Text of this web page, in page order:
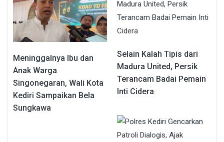
Meninggalnya Ibu dan
Anak Warga
Singonegaran, Wali Kota
Kediri Sampaikan Bela
Sungkawa
Selain Kalah Tipis dari
Madura United, Persik
Terancam Badai Pemain
Inti Cidera